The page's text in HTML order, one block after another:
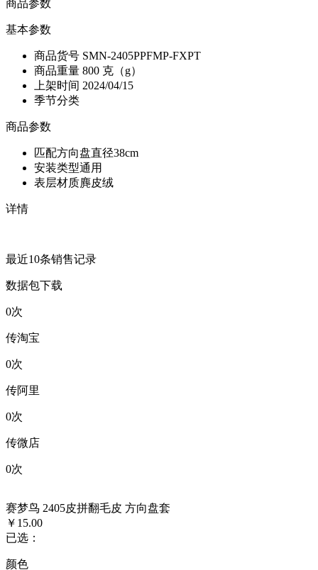
商品参数
基本参数
商品货号 SMN-2405PPFMP-FXPT
商品重量 800 克（g）
上架时间 2024/04/15
季节分类
商品参数
匹配方向盘直径38cm
安装类型通用
表层材质麂皮绒
详情
最近10条销售记录
数据包下载
0次
传淘宝
0次
传阿里
0次
传微店
0次
赛梦鸟 2405皮拼翻毛皮 方向盘套
￥15.00
已选：
颜色